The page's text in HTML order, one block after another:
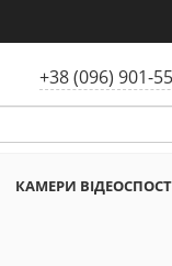
+38 (096) 901-
КАМЕРИ